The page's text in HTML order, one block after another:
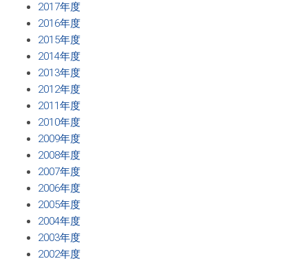
2017年度
2016年度
2015年度
2014年度
2013年度
2012年度
2011年度
2010年度
2009年度
2008年度
2007年度
2006年度
2005年度
2004年度
2003年度
2002年度